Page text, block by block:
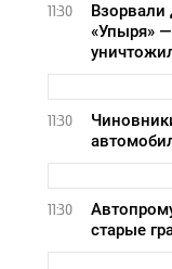
11:30
Взорвали
«Упыря»
11:30
11:30
старые